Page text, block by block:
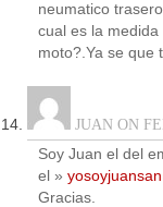
neumatico
cual es la
moto?.Ya se que
JUAN ON
Soy Juan el del
el »
Gracias.